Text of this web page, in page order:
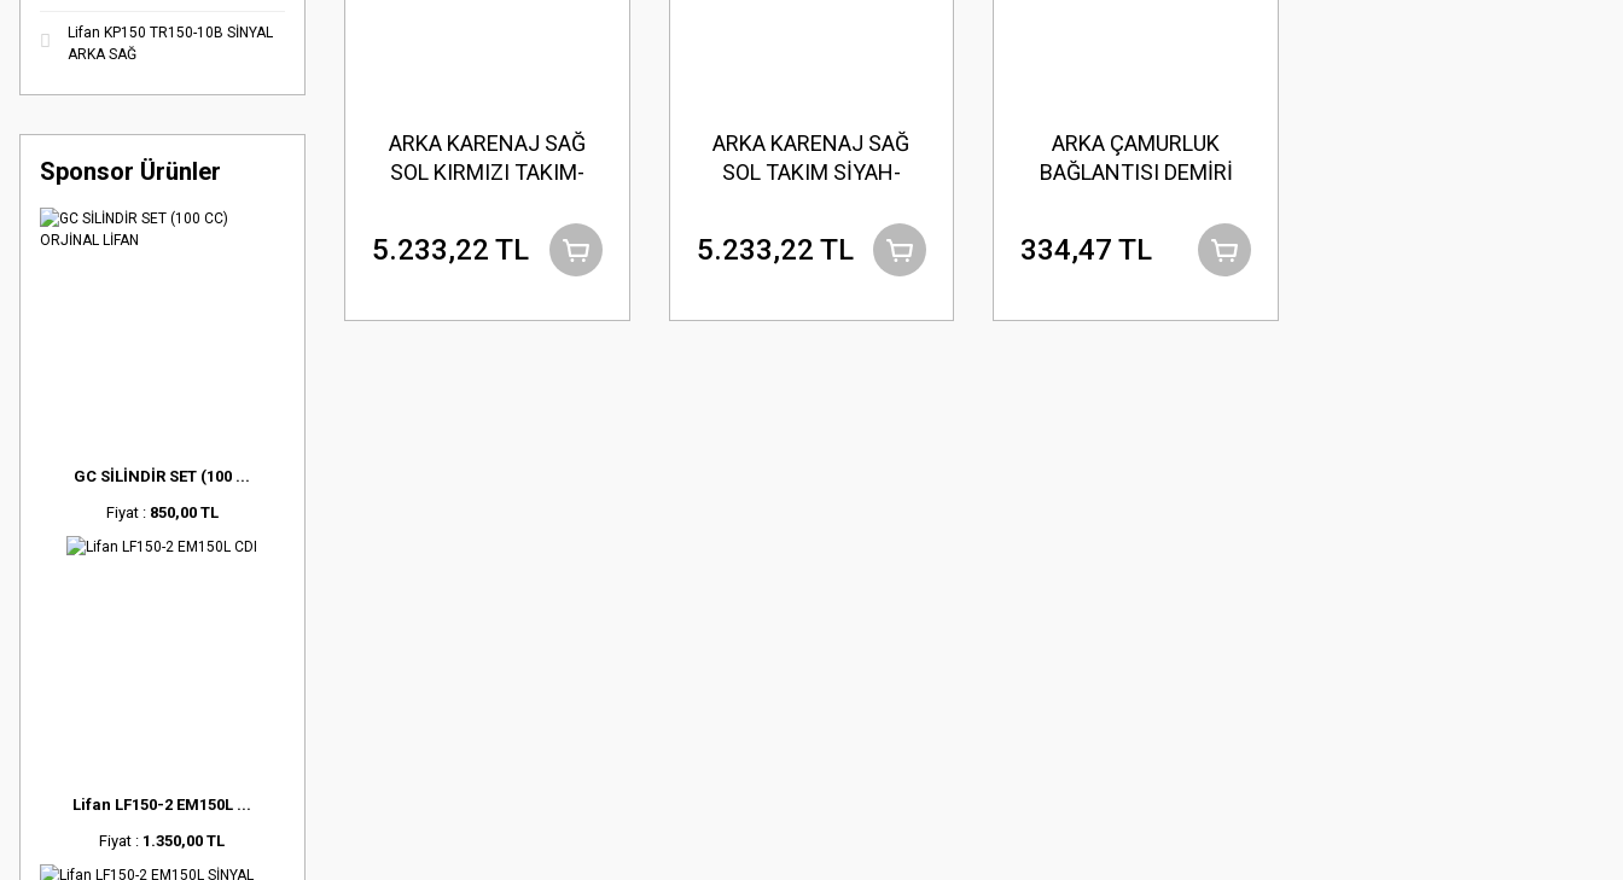
Lifan KP150 TR150-10B SİNYAL
ARKA SAĞ
Sponsor Ürünler
GC SİLİNDİR SET (100 ...
Fiyat : 850,00 TL
Lifan LF150-2 EM150L ...
Fiyat : 1.350,00 TL
ARKA KARENAJ SAĞ
SOL KIRMIZI TAKIM-
5.233,22 TL
ARKA KARENAJ SAĞ
SOL TAKIM SİYAH-
5.233,22 TL
ARKA ÇAMURLUK
BAĞLANTISI DEMİRİ
334,47 TL